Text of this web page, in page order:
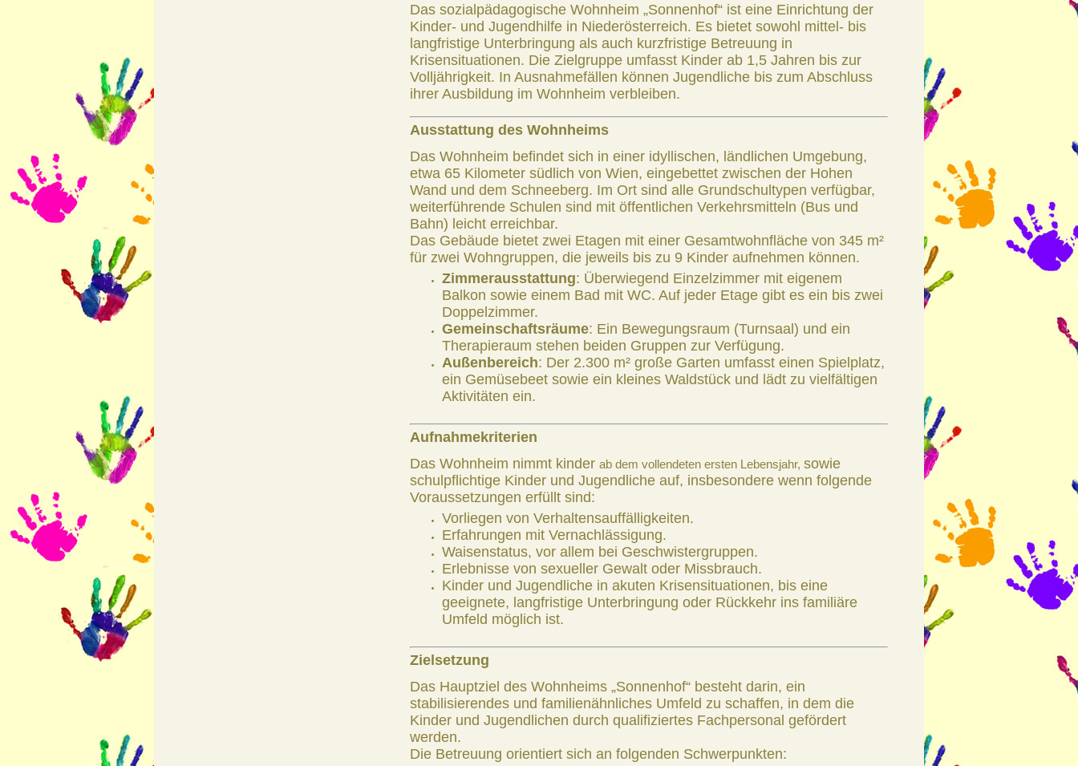
Das sozialpädagogische Wohnheim „Sonnenhof“ ist eine Einrichtung der
Kinder- und Jugendhilfe in Niederösterreich. Es bietet sowohl mittel- bis
langfristige Unterbringung als auch kurzfristige Betreuung in
Krisensituationen. Die Zielgruppe umfasst Kinder ab 1,5 Jahren bis zur
Volljährigkeit. In Ausnahmefällen können Jugendliche bis zum Abschluss
ihrer Ausbildung im Wohnheim verbleiben.
Ausstattung des Wohnheims
Das Wohnheim befindet sich in einer idyllischen, ländlichen Umgebung,
etwa 65 Kilometer südlich von Wien, eingebettet zwischen der Hohen
Wand und dem Schneeberg. Im Ort sind alle Grundschultypen verfügbar,
weiterführende Schulen sind mit öffentlichen Verkehrsmitteln (Bus und
Bahn) leicht erreichbar.
Das Gebäude bietet zwei Etagen mit einer Gesamtwohnfläche von 345 m²
für zwei Wohngruppen, die jeweils bis zu 9 Kinder aufnehmen können.
Zimmerausstattung: Überwiegend Einzelzimmer mit eigenem
Balkon sowie einem Bad mit WC. Auf jeder Etage gibt es ein bis zwei
Doppelzimmer.
Gemeinschaftsräume: Ein Bewegungsraum (Turnsaal) und ein
Therapieraum stehen beiden Gruppen zur Verfügung.
Außenbereich: Der 2.300 m² große Garten umfasst einen Spielplatz,
ein Gemüsebeet sowie ein kleines Waldstück und lädt zu vielfältigen
Aktivitäten ein.
Aufnahmekriterien
Das Wohnheim nimmt kinder ab dem vollendeten ersten Lebensjahr, sowie
schulpflichtige Kinder und Jugendliche auf, insbesondere wenn folgende
Voraussetzungen erfüllt sind:
Vorliegen von Verhaltensauffälligkeiten.
Erfahrungen mit Vernachlässigung.
Waisenstatus, vor allem bei Geschwistergruppen.
Erlebnisse von sexueller Gewalt oder Missbrauch.
Kinder und Jugendliche in akuten Krisensituationen, bis eine
geeignete, langfristige Unterbringung oder Rückkehr ins familiäre
Umfeld möglich ist.
Zielsetzung
Das Hauptziel des Wohnheims „Sonnenhof“ besteht darin, ein
stabilisierendes und familienähnliches Umfeld zu schaffen, in dem die
Kinder und Jugendlichen durch qualifiziertes Fachpersonal gefördert
werden.
Die Betreuung orientiert sich an folgenden Schwerpunkten: